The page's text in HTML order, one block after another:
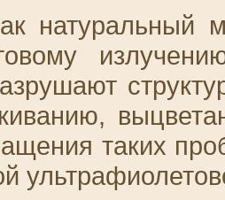
натуральный
таких